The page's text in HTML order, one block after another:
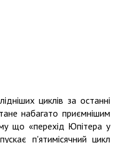
циклів за останні
набагато приємнішим
що «перехід Юпітера у
п'ятимісячний цикл